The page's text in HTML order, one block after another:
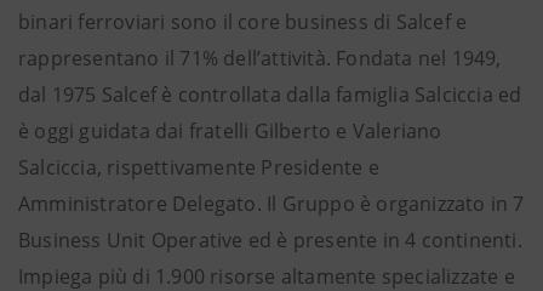
binari ferroviari sono il core business di Salcef e
rappresentano il 71% dell’attività. Fondata nel 1949,
dal 1975 Salcef è controllata dalla famiglia Salciccia ed
è oggi guidata dai fratelli Gilberto e Valeriano
Salciccia, rispettivamente Presidente e
Amministratore Delegato. Il Gruppo è organizzato in 7
Business Unit Operative ed è presente in 4 continenti.
Impiega più di 1.900 risorse altamente specializzate e